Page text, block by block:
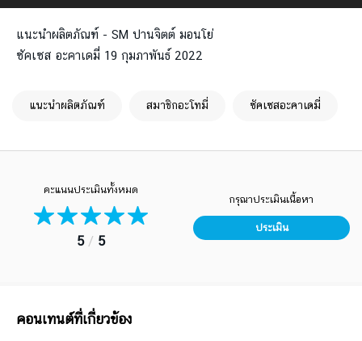
แนะนำผลิตภัณฑ์ - SM ปานจิตต์ มอนโย่
ซัคเซส อะคาเดมี่ 19 กุมภาพันธ์ 2022
แนะนำผลิตภัณฑ์ สมาชิกอะโทมี่ ซัคเซสอะคาเดมี่
คะแนนประเมินทั้งหมด
5/ 5
กรุณาประเมินเนื้อหา
ประเมิน
คอนเทนต์ที่เกี่ยวข้อง